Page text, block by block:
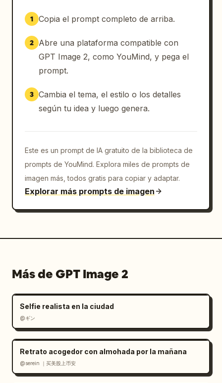
1 Copia el prompt completo de arriba.
2
Abre una plataforma compatible con
GPT Image 2, como YouMind, y pega el
prompt.
3 Cambia el tema, el estilo o los detalles
según tu idea y luego genera.
Este es un prompt de IA gratuito de la biblioteca de
prompts de YouMind. Explora miles de prompts de
imagen más, todos gratis para copiar y adaptar.
Explorar más prompts de imagen
Más de GPT Image 2
Selfie realista en la ciudad
@ギン
Retrato acogedor con almohada por la mañana
@serein ｜买美股上币安